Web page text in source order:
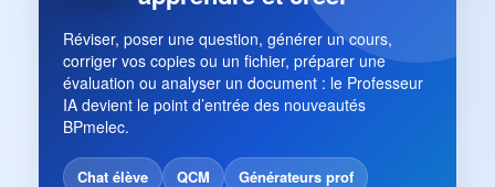
Réviser, poser une question, générer un cours,
corriger vos copies ou un fichier, préparer une
évaluation ou analyser un document : le Professeur
IA devient le point d’entrée des nouveautés
BPmelec.
Chat élève QCM
Générateurs prof